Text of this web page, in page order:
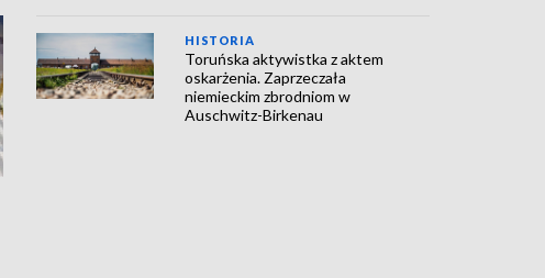
HISTORIA
Toruńska aktywistka z aktem
oskarżenia. Zaprzeczała
niemieckim zbrodniom w
Auschwitz-Birkenau